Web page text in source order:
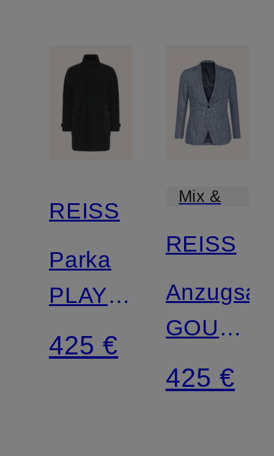
REISS
Parka
PLAYER
mit
herausnehmbarer
425 €
Mix &
REISS
GOULD
Regular
Fit aus
425 €